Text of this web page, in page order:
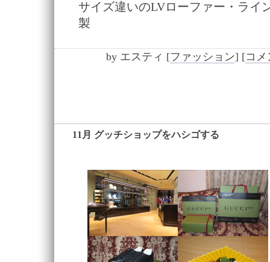
サイズ違いのLVローファー・ライ
製
by エスティ [ファッション] [コメ
11月 グッチショップをハシゴする